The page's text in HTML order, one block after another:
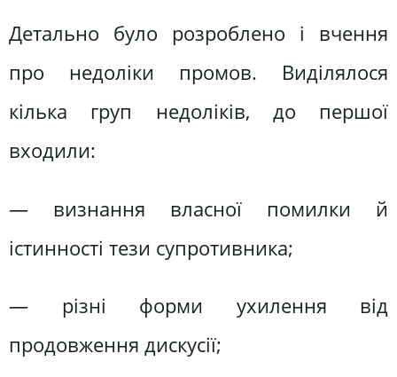
Детально було розроблено і вчення
про недоліки промов. Виділялося
кілька груп недоліків, до першої
входили:
— визнання власної помилки й
істинності тези супротивника;
— різні форми ухилення від
продовження дискусії;